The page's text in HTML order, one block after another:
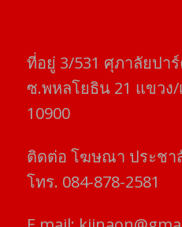
ที่อยู่​ 3/531​ ศุภาลัยปา
ซ.พหลโยธิน​ 21​ แขวง/
10900
ติดต่อ​ โฆษณา​ ประชา
โทร​. 084-878-2581